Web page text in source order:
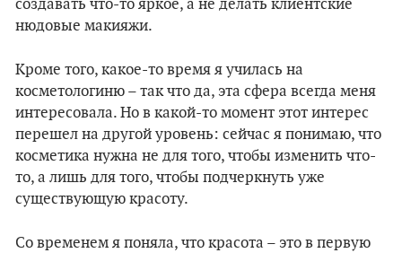
создавать что-то яркое, а не делать клиентские
нюдовые макияжи.
Кроме того, какое-то время я училась на
косметологиню – так что да, эта сфера всегда меня
интересовала. Но в какой-то момент этот интерес
перешел на другой уровень: сейчас я понимаю, что
косметика нужна не для того, чтобы изменить что-
то, а лишь для того, чтобы подчеркнуть уже
существующую красоту.
Со временем я поняла, что красота – это в первую